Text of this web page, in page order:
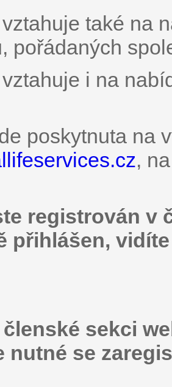
také na
pořádaných
i na
poskytnuta na
,
registrován v
přihlášen,
sekci
nutné se